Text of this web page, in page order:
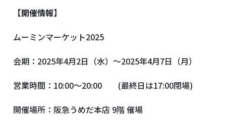
【開催情報】
ムーミンマーケット2025
会期： 2025年4月2日（水）～2025年4月7日（月）
営業時間： 10:00～20:00 (最終日は17:00閉場)
開催場所：阪急うめだ本店 9階 催場